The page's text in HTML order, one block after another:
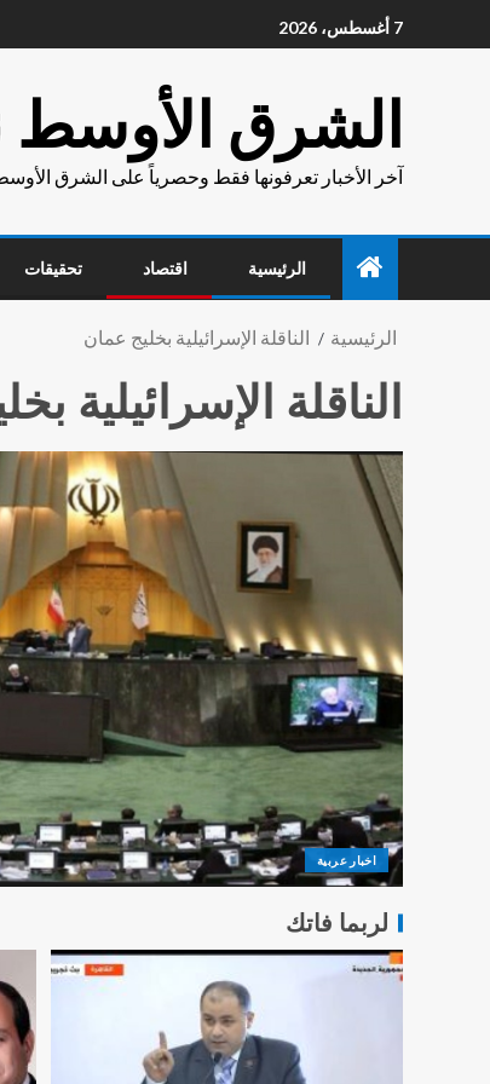
7 أغسطس، 2026
الشرق الأوسط
آخر الأخبار تعرفونها فقط وحصرياً على الشرق
الرئيسية اقتصاد تحقيقات
الرئيسية الناقلة الإسرائيلية بخليج عمان
الناقلة الإسرائيلية
اخبار عربية
لربما فاتك